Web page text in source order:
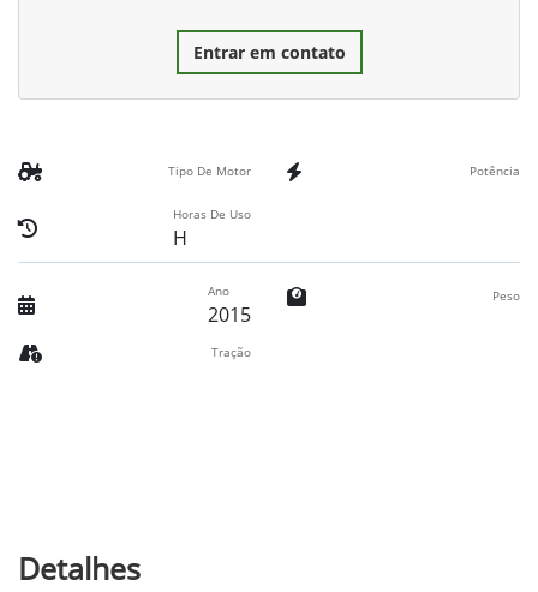
Entrar em contato
Tipo De Motor Potência
Horas De Uso
H
Ano
2015
Peso
Tração
Detalhes